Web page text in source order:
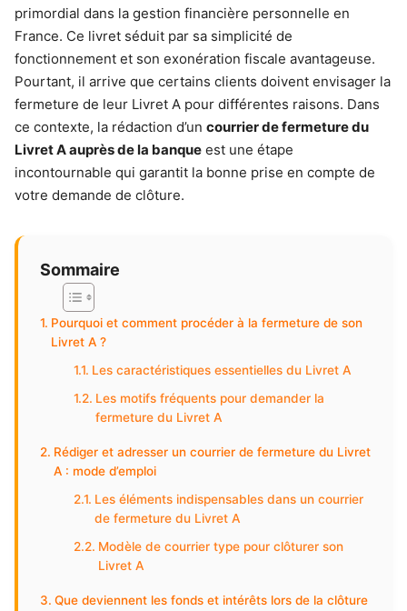
primordial dans la gestion financière personnelle en
France. Ce livret séduit par sa simplicité de
fonctionnement et son exonération fiscale avantageuse.
Pourtant, il arrive que certains clients doivent envisager la
fermeture de leur Livret A pour différentes raisons. Dans
ce contexte, la rédaction d’un courrier de fermeture du
Livret A auprès de la banque est une étape
incontournable qui garantit la bonne prise en compte de
votre demande de clôture.
Sommaire
Pourquoi et comment procéder à la fermeture de son
Livret A ?
Les caractéristiques essentielles du Livret A
Les motifs fréquents pour demander la
fermeture du Livret A
Rédiger et adresser un courrier de fermeture du Livret
A : mode d’emploi
Les éléments indispensables dans un courrier
de fermeture du Livret A
Modèle de courrier type pour clôturer son
Livret A
Que deviennent les fonds et intérêts lors de la clôture